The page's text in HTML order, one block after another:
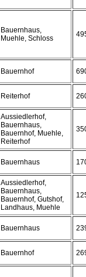
Bauernhaus,
Muehle, Schloss
Bauernhof
Reiterhof
Aussiedlerhof,
Bauernhaus,
Bauernhof, Muehle,
Reiterhof
Bauernhaus
Aussiedlerhof,
Bauernhaus,
Bauernhof, Gutshof,
Landhaus, Muehle
Bauernhaus
Bauernhof